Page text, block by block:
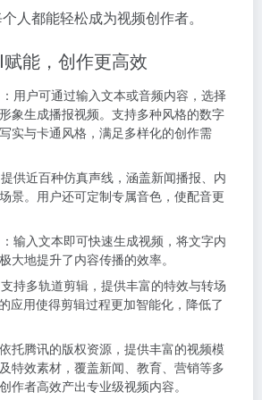
人都能轻松成为视频创作者。
能，创作更高效
：用户可通过输入文本或音频内容，选择
象生成播报视频。支持多种风格的数字
实与卡通风格，满足多样化的创作需
提供近百种仿真声线，涵盖新闻播报、内
景。用户还可定制专属音色，使配音更
：输入文本即可快速生成视频，将文字内
大地提升了内容传播的效率。
支持多轨道剪辑，提供丰富的特效与转场
应用使得剪辑过程更加智能化，降低了
依托腾讯的版权资源，提供丰富的视频模
特效素材，覆盖新闻、教育、营销等多
作者高效产出专业级视频内容。